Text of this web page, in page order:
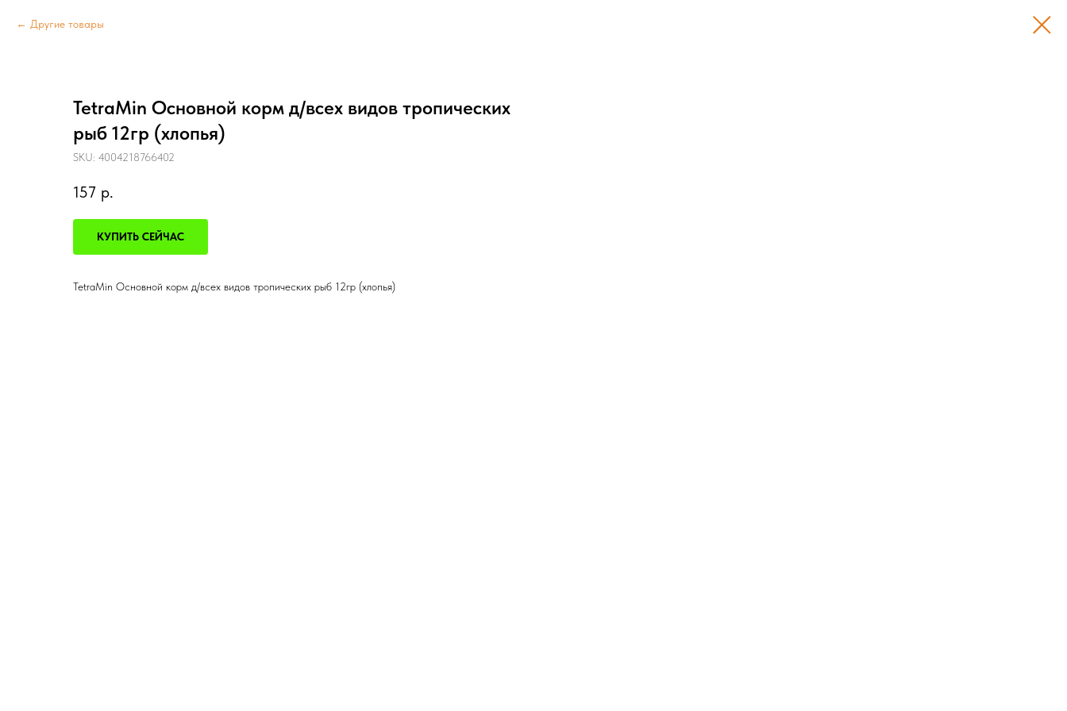
Другие товары
TetraMin Основной корм д/всех видов тропических
рыб 12гр (хлопья)
SKU: 4004218766402
157 р.
КУПИТЬ СЕЙЧАС
TetraMin Основной корм д/всех видов тропических рыб 12гр (хлопья)